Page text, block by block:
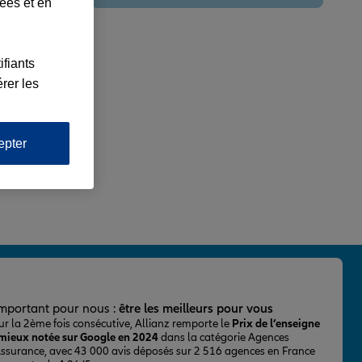
pour nous :être les meilleurs pour vous
la 2ème fois consécutive, Allianz remporte le Prix de l’enseigne
notée sur Google en 2024dans la catégorie Agences
avec 43 000 avis déposés sur 2 516 agences en France
les